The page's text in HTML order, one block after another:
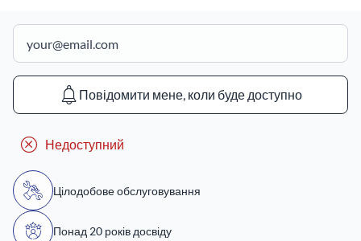
Повідомити мене, коли буде доступно
Недоступний
Цілодобове обслуговування
Понад 20 років досвіду